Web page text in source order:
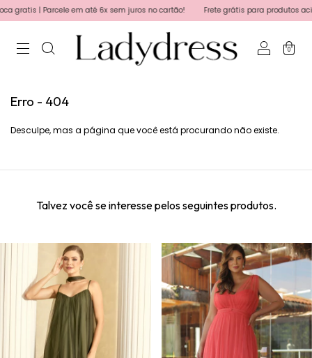
| Parcele em até 6x sem juros no cartão! Frete grátis para produtos
0
Erro - 404
Desculpe, mas a página que você está procurando não existe.
Talvez você se interesse pelos seguintes produtos.